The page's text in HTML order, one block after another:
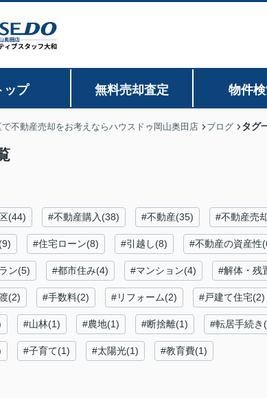
ップ 無料売却査定 物件
で不動産売却をお考えならハウスドゥ岡山奥田店 ブログ タグ
(44) #不動産購入(38) #不動産(35) #不動産売
#住宅ローン(8) #引越し(8) #不動産の資産性
ン(5) #都市住み(4) #マンション(4) #解体・残
(2) #手数料(2) #リフォーム(2) #戸建て住宅(2)
#山林(1) #農地(1) #断捨離(1) #転居手続き
#子育て(1) #太陽光(1) #教育費(1)